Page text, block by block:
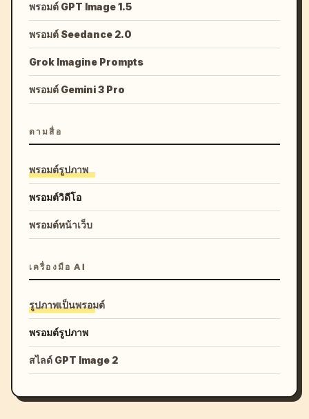
พรอมต์ GPT Image 1.5
พรอมต์ Seedance 2.0
Grok Imagine Prompts
พรอมต์ Gemini 3 Pro
ตามสื่อ
พรอมต์รูปภาพ
พรอมต์วิดีโอ
พรอมต์หน้าเว็บ
เครื่องมือ AI
รูปภาพเป็นพรอมต์
พรอมต์รูปภาพ
สไลด์ GPT Image 2